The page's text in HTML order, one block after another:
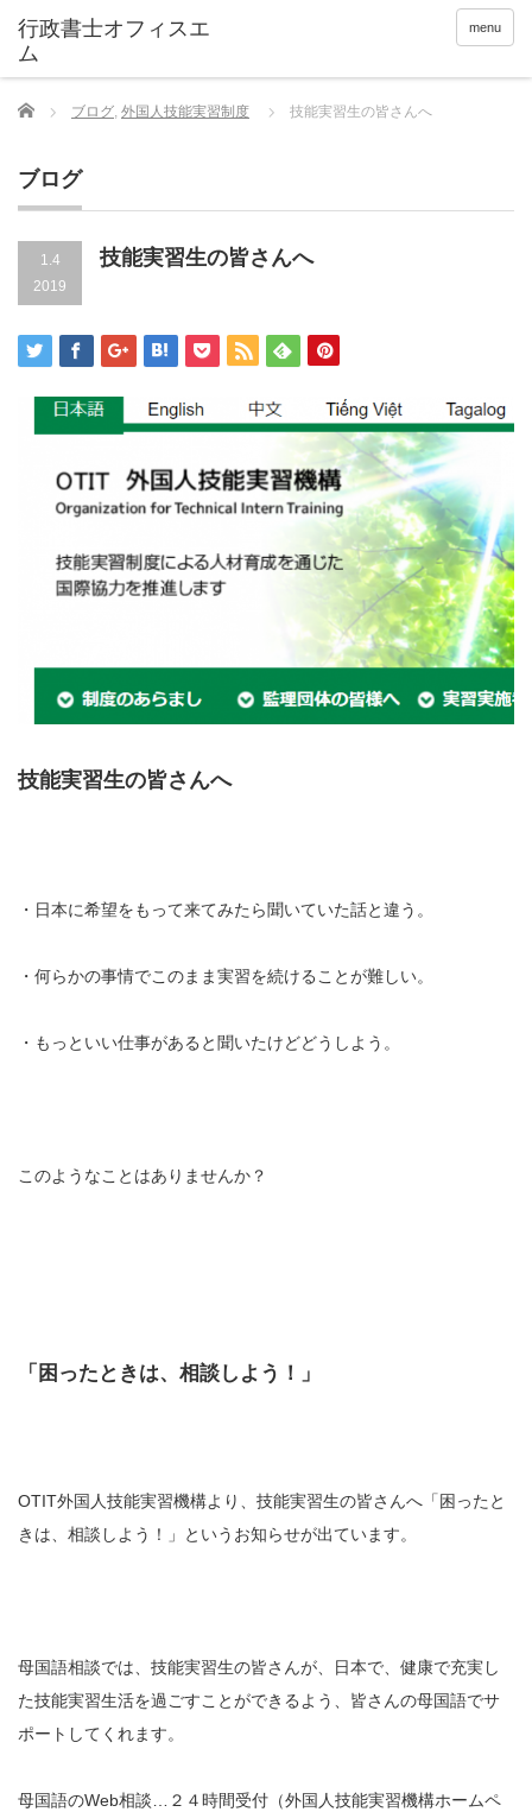
menu
Home ブログ, 外国人技能実習制度 技能実習生の皆さんへ
ブログ
1.4
2019
技能実習生の皆さんへ
技能実習生の皆さんへ
・日本に希望をもって来てみたら聞いていた話と違う。
・何らかの事情でこのまま実習を続けることが難しい。
・もっといい仕事があると聞いたけどどうしよう。
このようなことはありませんか？
「困ったときは、相談しよう！」
OTIT外国人技能実習機構より、技能実習生の皆さんへ「困ったと
きは、相談しよう！」というお知らせが出ています。
母国語相談では、技能実習生の皆さんが、日本で、健康で充実し
た技能実習生活を過ごすことができるよう、皆さんの母国語でサ
ポートしてくれます。
母国語のWeb相談…２４時間受付（外国人技能実習機構ホームペ